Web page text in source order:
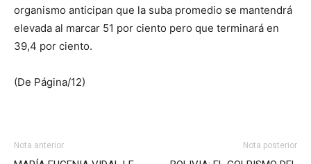
organismo anticipan que la suba promedio se mantendrá
elevada al marcar 51 por ciento pero que terminará en
39,4 por ciento.
(De Página/12)
Nota anterior Nota posterior